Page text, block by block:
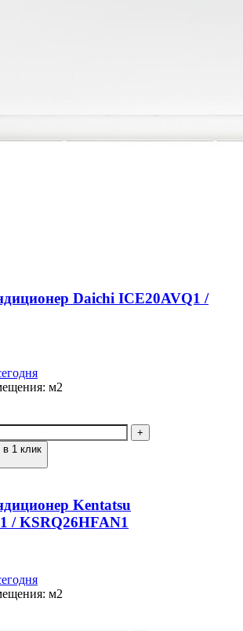
Daichi ICE20AVQ1 /
м2
в 1 клик
Kentatsu
/ KSRQ26HFAN1
м2